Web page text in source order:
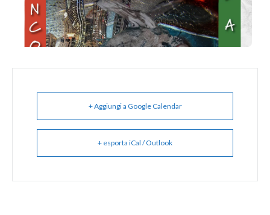
+ Aggiungi a Google Calendar
+ esporta iCal / Outlook